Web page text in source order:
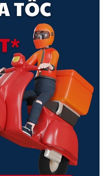
ảnh trực tiếp và ống kính
cách này, tỷ lệ khung hình
thành 9:16, giúp bạn theo dõi
mang lại trải nghiệm xem tự